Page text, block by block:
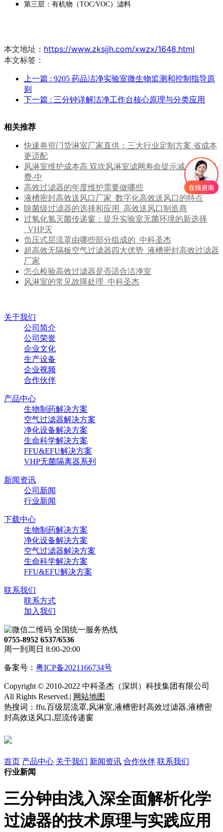
第三层：有机物（TOC/VOC）滤料
本文地址： https://www.zksjjh.com/xwzx/1648.html
本文标签：
上一篇 : 9205 药品洁净实验室微生物监测和控制指导原
则
下一篇 : 三分钟详解洁净工作台核心原理与分类应用
相关推荐
快速卷帘门货淋室厂家直供：三大行业定制方案 省成本
更适配
风淋室维护成本高 双吹风淋室滤网寿命提示减少更换浪
费-中
高效过滤器的年度维护需要做哪些
液槽密封高效送风口厂家_数字化高效送风口的特点
除菌级过滤器的选择和应用_高效送风口制造商
过氧化氢灭菌传递窗：提升实验室无菌环境的新选择
_VHP灭
负压式层流罩由哪些部分组成的_中科圣杰
超高效无隔板空气过滤器四大优势_液槽密封高效过滤器
厂家
怎么检验高效过滤器是否适合洁净室
风淋室的常见故障处理_中科圣杰
关于我们
公司简介
公司荣誉
企业文化
生产设备
企业视频
合作伙伴
产品中心
生物制药解决方案
空气过滤器解决方案
净化设备解决方案
生命科学解决方案
FFU&EFU解决方案
VHP无菌隔离器系列
新闻资讯
公司新闻
行业新闻
下载中心
生物制药解决方案
净化设备解决方案
空气过滤器解决方案
生命科学解决方案
FFU&EFU解决方案
联系我们
联系方式
加入我们
全国统一服务热线
0755-8952 6537/6536
周一到周日 8:00-20:00
备案号： 粤ICP备2021166734号
Copyright © 2010-2022 中科圣杰（深圳）科技集团有限公司
All Rights Reserved.| 网站地图
热搜词：ffu,百级层流罩,风淋室,液槽密封高效过滤器,液槽密
封高效送风口,层流传递窗
首页 产品中心 关于我们 新闻资讯 合作伙伴 联系我们
行业新闻
三分钟由浅入深全面解析化学
过滤器的技术原理与实践应用